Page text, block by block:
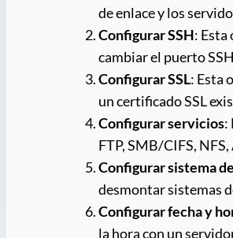
de enlace y los
Configurar SSH:
cambiar el puerto
Configurar SSL: Esta
un certificado SSL
Configurar servicios:
FTP, SMB/CIFS,
Configurar sistema
desmontar sistemas
Configurar fecha y
la hora con un